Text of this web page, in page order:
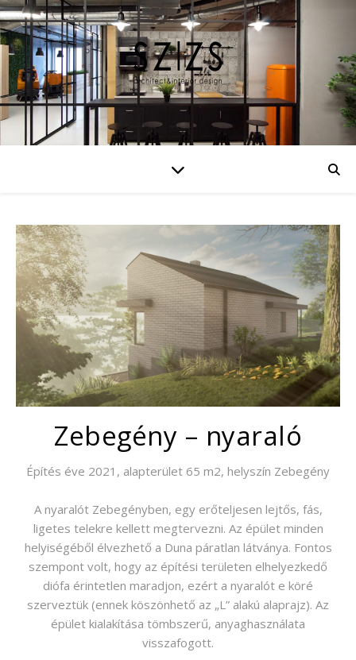
Zebegény – nyaraló
Építés éve 2021, alapterület 65 m2, helyszín Zebegény
A nyaralót Zebegényben, egy erőteljesen lejtős, fás,
ligetes telekre kellett megtervezni. Az épület minden
helyiségéből élvezhető a Duna páratlan látványa. Fontos
szempont volt, hogy az építési területen elhelyezkedő
diófa érintetlen maradjon, ezért a nyaralót e köré
szerveztük (ennek köszönhető az „L” alakú alaprajz). Az
épület kialakítása tömbszerű, anyaghasználata
visszafogott.